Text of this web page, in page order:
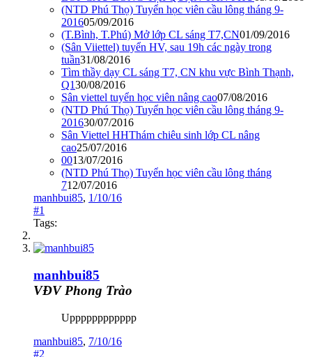
(NTD Phú Thọ) Tuyển học viên cầu lông tháng 9-
201605/09/2016
(T.Bình, T.Phú) Mở lớp CL sáng T7,CN01/09/2016
(Sân Viiettel) tuyển HV, sau 19h các ngày trong
tuần31/08/2016
Tìm thầy dạy CL sáng T7, CN khu vực Bình Thạnh,
Q130/08/2016
Sân viettel tuyển học viên nâng cao07/08/2016
(NTD Phú Thọ) Tuyển học viên cầu lông tháng 9-
201630/07/2016
Sân Viettel HHThám chiêu sinh lớp CL nâng
cao25/07/2016
0013/07/2016
(NTD Phú Thọ) Tuyển học viên cầu lông tháng
712/07/2016
manhbui85, 1/10/16
#1
Tags:
manhbui85
VĐV Phong Trào
Upppppppppppp
manhbui85, 7/10/16
#2